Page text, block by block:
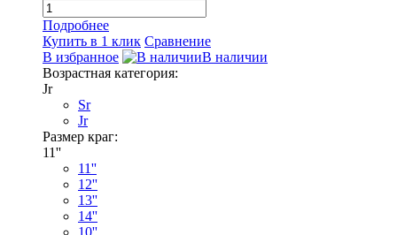
Подробнее
Купить в 1 клик Сравнение
В избранное
В наличии
Возрастная категория:
Jr
Sr
Jr
Размер краг:
11''
11''
12''
13''
14''